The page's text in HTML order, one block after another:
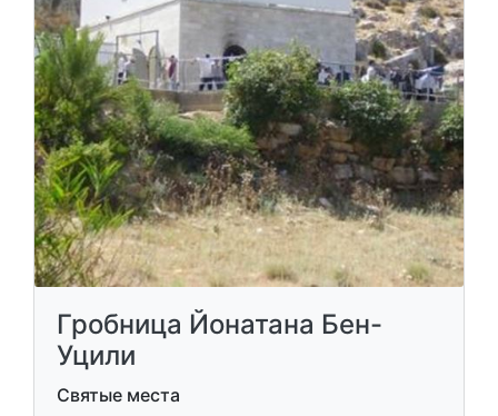
Гробница Йонатана Бен-
Уцили
Святые места